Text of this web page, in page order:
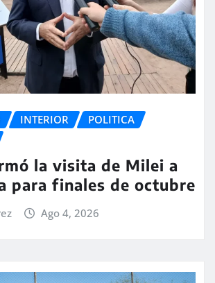
INTERIOR
POLITICA
la visita de Milei a
para finales de octubre
Ago 4, 2026